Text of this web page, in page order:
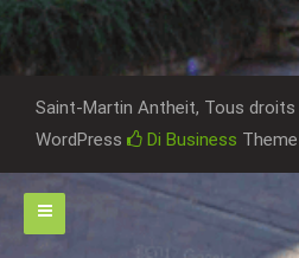
Saint-Martin Antheit, Tous droits
WordPress
Di Business Theme